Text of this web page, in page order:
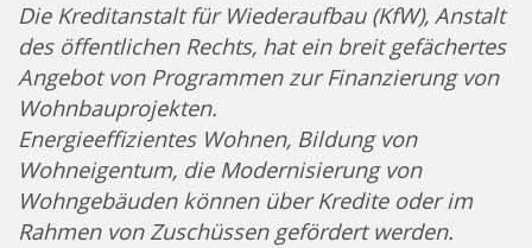
Die Kreditanstalt für Wiederaufbau (KfW), Anstalt
des öffentlichen Rechts, hat ein breit gefächertes
Angebot von Programmen zur Finanzierung von
Wohnbauprojekten.
Energieeffizientes Wohnen, Bildung von
Wohneigentum, die Modernisierung von
Wohngebäuden können über Kredite oder im
Rahmen von Zuschüssen gefördert werden.